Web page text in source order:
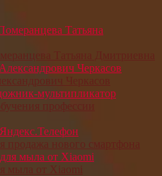
Татьяна Дмитриевна
Черкасов
профессии
продажа нового смартфона
мыла от Xiaomi